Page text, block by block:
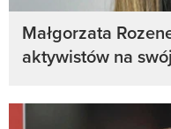
Małgorzata
aktywistów na